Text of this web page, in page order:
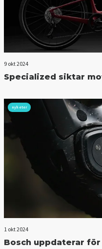
9 okt 2024
Specialized siktar
nyheter
1 okt 2024
Bosch uppdaterar